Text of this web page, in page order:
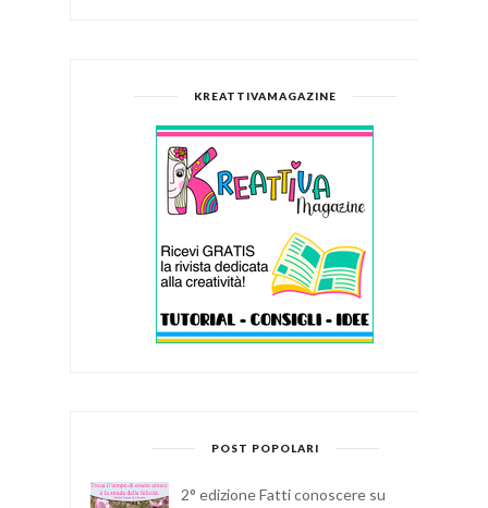
KREATTIVAMAGAZINE
POST POPOLARI
2° edizione Fatti conoscere su